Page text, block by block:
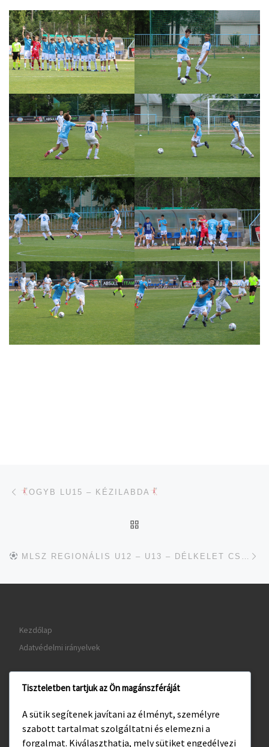
Navigálás a bejegyzések között
OGYB LU15 – KÉZILABDA
MLSZ REGIONÁLIS U12 – U13 – DÉLKELET CSOPORT
Kezdőlap
Adatvédelmi irányelvek
www.visitgyula.com
www.gyulakult.hu
Tiszteletben tartjuk az Ön magánszféráját
A sütik segítenek javítani az élményt, személyre
szabott tartalmat szolgáltatni és elemezni a
forgalmat. Kiválaszthatja, mely sütiket engedélyezi